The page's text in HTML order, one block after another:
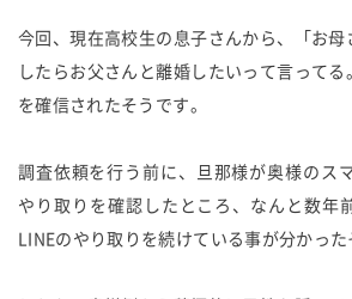
今回、現在高校生の息子さんから、「お
したらお父さんと離婚したいって言って
を確信されたそうです。
調査依頼を行う前に、旦那様が奥様のス
やり取りを確認したところ、なんと数年
LINEのやり取りを続けている事が分かった